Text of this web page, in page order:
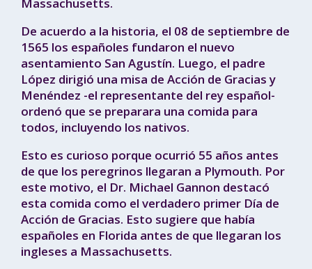
De acuerdo a la historia, el 08 de septiembre de
1565 los españoles fundaron el nuevo
asentamiento San Agustín. Luego, el padre
López dirigió una misa de Acción de Gracias y
Menéndez -el representante del rey español-
ordenó que se preparara una comida para
todos, incluyendo los nativos.
Esto es curioso porque ocurrió 55 años antes
de que los peregrinos llegaran a Plymouth. Por
este motivo, el Dr. Michael Gannon destacó
esta comida como el verdadero primer Día de
Acción de Gracias. Esto sugiere que había
españoles en Florida antes de que llegaran los
ingleses a Massachusetts.